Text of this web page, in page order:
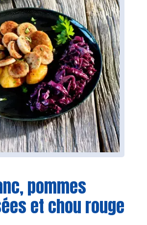
pommes
et chou rouge